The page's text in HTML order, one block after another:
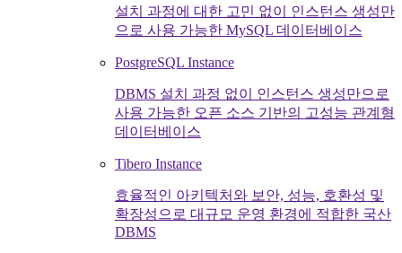
설치 과정에 대한 고민 없이 인스턴스 생성만
으로 사용 가능한 MySQL 데이터베이스
PostgreSQL Instance
DBMS 설치 과정 없이 인스턴스 생성만으로
사용 가능한 오픈 소스 기반의 고성능 관계형
데이터베이스
Tibero Instance
효율적인 아키텍처와 보안, 성능, 호환성 및
확장성으로 대규모 운영 환경에 적합한 국산
DBMS